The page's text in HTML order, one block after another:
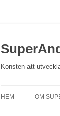
Konsten att
HEM OM